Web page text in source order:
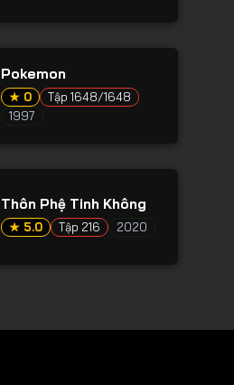
Pokemon
★ 0
Tập 1648/1648
1997
Thôn Phệ Tinh Không
★ 5.0 Tập 216 2020